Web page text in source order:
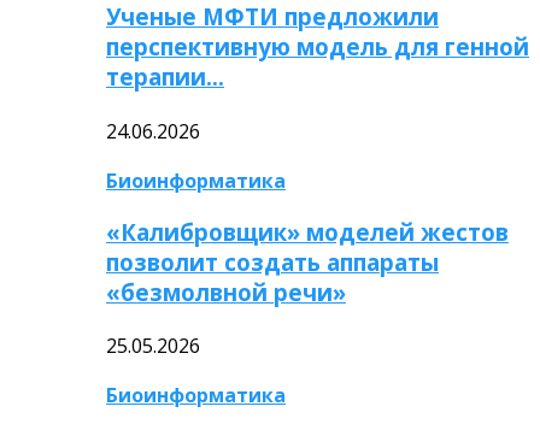
Ученые МФТИ предложили
перспективную модель для генной
терапии…
24.06.2026
Биоинформатика
«Калибровщик» моделей жестов
позволит создать аппараты
«безмолвной речи»
25.05.2026
Биоинформатика